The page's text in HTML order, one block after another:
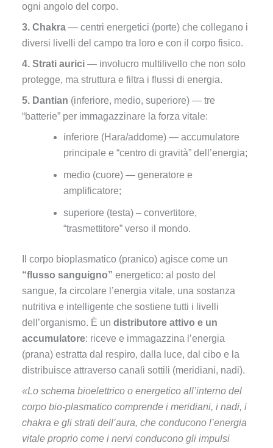
ogni angolo del corpo.
3. Chakra — centri energetici (porte) che collegano i
diversi livelli del campo tra loro e con il corpo fisico.
4. Strati aurici — involucro multilivello che non solo
protegge, ma struttura e filtra i flussi di energia.
5. Dantian (inferiore, medio, superiore) — tre
“batterie” per immagazzinare la forza vitale:
inferiore (Hara/addome) — accumulatore
principale e “centro di gravità” dell’energia;
medio (cuore) — generatore e
amplificatore;
superiore (testa) – convertitore,
“trasmettitore” verso il mondo.
Il corpo bioplasmatico (pranico) agisce come un
“flusso sanguigno” energetico: al posto del
sangue, fa circolare l’energia vitale, una sostanza
nutritiva e intelligente che sostiene tutti i livelli
dell’organismo. È un distributore attivo e un
accumulatore: riceve e immagazzina l’energia
(prana) estratta dal respiro, dalla luce, dal cibo e la
distribuisce attraverso canali sottili (meridiani, nadi).
«Lo schema bioelettrico o energetico all’interno del
corpo bio-plasmatico comprende i meridiani, i nadi, i
chakra e gli strati dell’aura, che conducono l’energia
vitale proprio come i nervi conducono gli impulsi